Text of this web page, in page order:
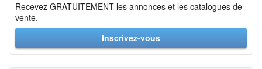
Recevez GRATUITEMENT les annonces et les catalogues de
vente.
Inscrivez-vous